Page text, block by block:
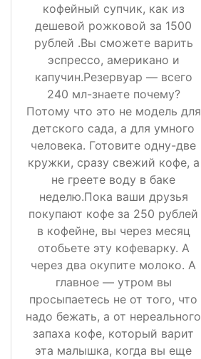
кофейный супчик, как из
дешевой рожковой за 1500
рублей .Вы сможете варить
эспрессо, американо и
капучин.Резервуар — всего
240 мл-знаете почему?
Потому что это не модель для
детского сада, а для умного
человека. Готовите одну-две
кружки, сразу свежий кофе, а
не греете воду в баке
неделю.Пока ваши друзья
покупают кофе за 250 рублей
в кофейне, вы через месяц
отобьете эту кофеварку. А
через два окупите молоко. А
главное — утром вы
просыпаетесь не от того, что
надо бежать, а от нереального
запаха кофе, который варит
эта малышка, когда вы еще